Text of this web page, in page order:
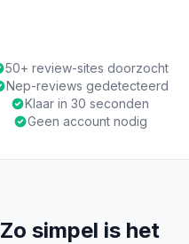
50+ review-sites doorzocht
Nep-reviews gedetecteerd
Klaar in 30 seconden
Geen account nodig
Zo simpel is het